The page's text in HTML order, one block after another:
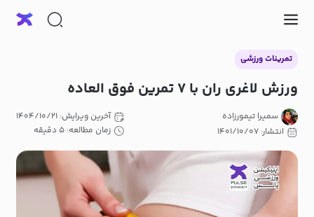
تمرینات ورزشی
ورزش لاغری ران با ۷ تمرین فوق العاده
سمیرا تیمورزاده
انتشار: ۱۴۰۱/۱۰/۰۷
آخرین ویرایش: ۱۴۰۴/۱۰/۲۱
زمان مطالعه: ۵ دقیقه